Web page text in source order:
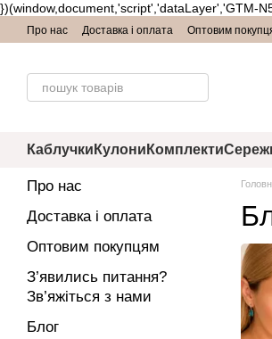
})(window,document,'script','dataLayer','GTM-
Перейти до основного контенту
Про нас Доставка і оплата Оптовим
Каблучки Кулони Комплекти
Про нас
Доставка і оплата
Оптовим покупцям
З’явились питання?
Зв’яжіться з нами
Блог